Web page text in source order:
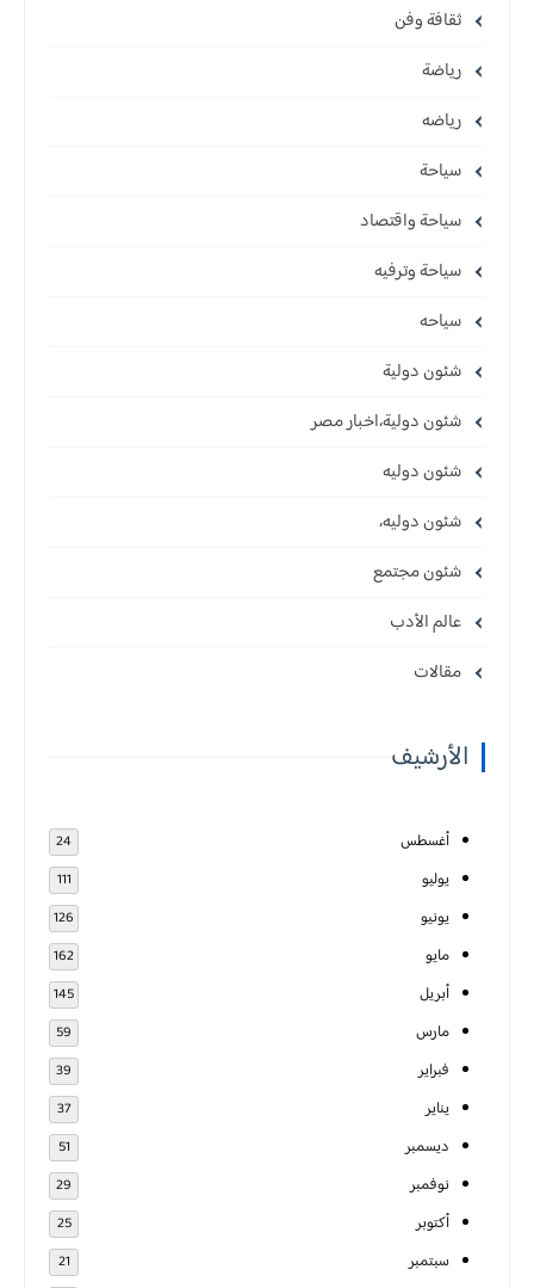
ثقافة وفن
رياضة
رياضه
سياحة
سياحة واقتصاد
سياحة وترفيه
سياحه
شئون دولية
شئون دولية،اخبار مصر
شئون دوليه
شئون دوليه،
شئون مجتمع
عالم الأدب
مقالات
الأرشيف
أغسطس 24
يوليو 111
يونيو 126
مايو 162
أبريل 145
مارس 59
فبراير 39
يناير 37
ديسمبر 51
نوفمبر 29
أكتوبر 25
سبتمبر 21